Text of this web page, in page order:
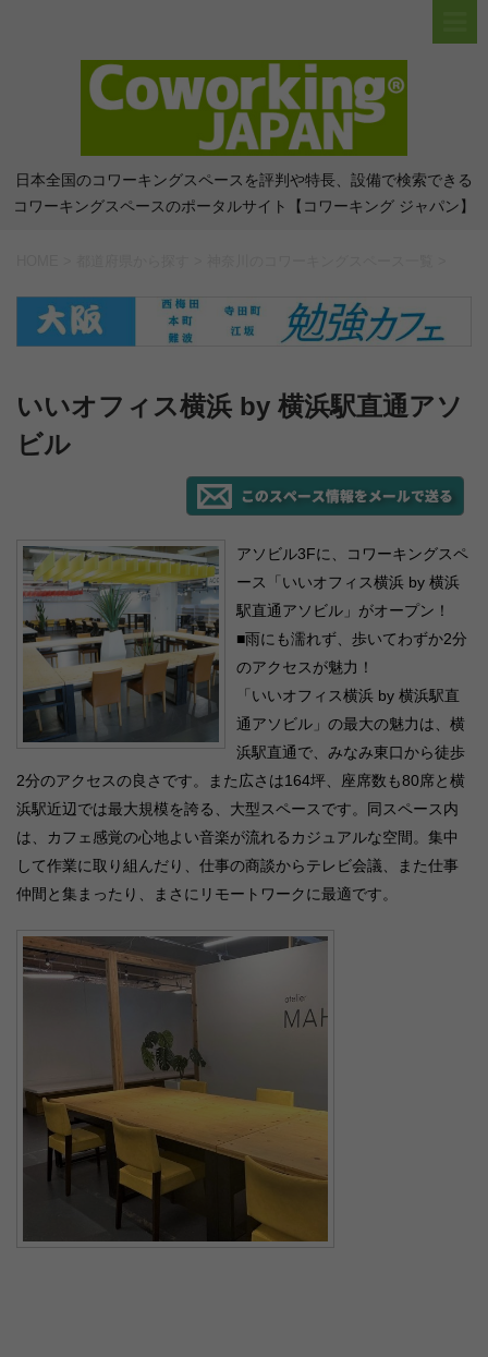
日本全国のコワーキングスペースを評判や特長、設備で検索できる
コワーキングスペースのポータルサイト【コワーキング ジャパン】
いいオフィス横浜 by 横浜駅直通アソ
ビル
アソビル3Fに、コワーキングスペ
ース「いいオフィス横浜 by 横浜
駅直通アソビル」がオープン！
■雨にも濡れず、歩いてわずか2分
のアクセスが魅力！
「いいオフィス横浜 by 横浜駅直
通アソビル」の最大の魅力は、横
浜駅直通で、みなみ東口から徒歩
2分のアクセスの良さです。また広さは164坪、座席数も80席と横
浜駅近辺では最大規模を誇る、大型スペースです。同スペース内
は、カフェ感覚の心地よい音楽が流れるカジュアルな空間。集中
して作業に取り組んだり、仕事の商談からテレビ会議、また仕事
仲間と集まったり、まさにリモートワークに最適です。